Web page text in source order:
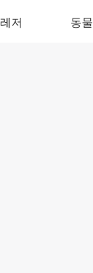
레저 동물